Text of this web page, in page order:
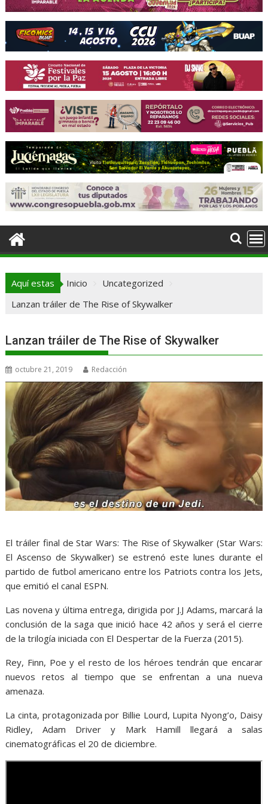
Aquí estas Inicio
Uncategorized
Lanzan tráiler de The Rise of Skywalker
Lanzan tráiler de The Rise of Skywalker
octubre 21, 2019 Redacción
El tráiler final de Star Wars: The Rise of Skywalker (Star Wars:
El Ascenso de Skywalker) se estrenó este lunes durante el
partido de futbol americano entre los Patriots contra los Jets,
que emitió el canal ESPN.
Las novena y última entrega, dirigida por J.J Adams, marcará la
conclusión de la saga que inició hace 42 años y será el cierre
de la trilogía iniciada con El Despertar de la Fuerza (2015).
Rey, Finn, Poe y el resto de los héroes tendrán que encarar
nuevos retos al tiempo que se enfrentan a una nueva
amenaza.
La cinta, protagonizada por Billie Lourd, Lupita Nyong’o, Daisy
Ridley, Adam Driver y Mark Hamill llegará a salas
cinematográficas el 20 de diciembre.